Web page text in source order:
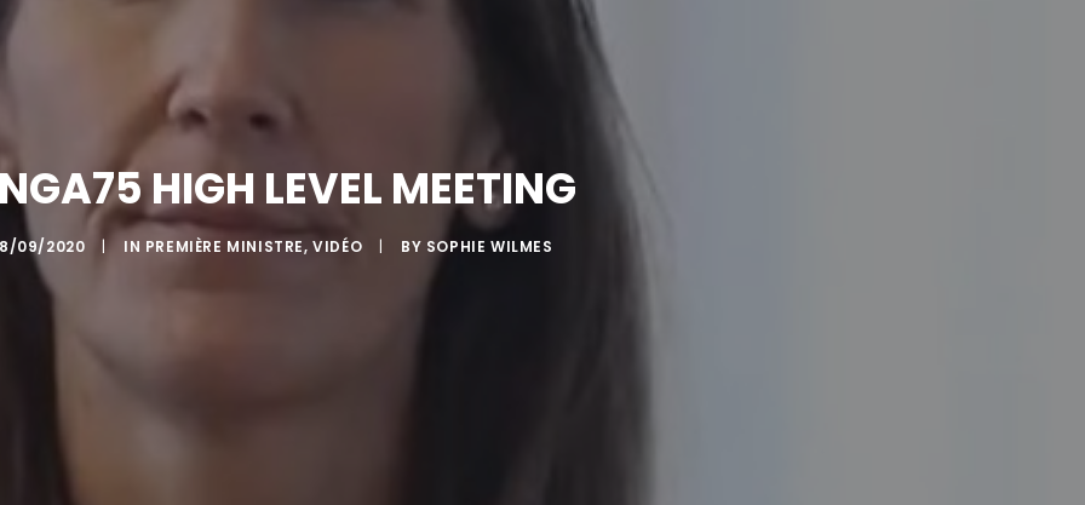
HIGH LEVEL MEETING
09/2020 | IN PREMIÈRE MINISTRE,VIDÉO | BY SOPHIE WILMES